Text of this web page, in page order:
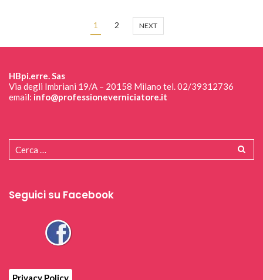
1 2 NEXT
HBpi.erre. Sas
Via degli Imbriani 19/A – 20158 Milano tel. 02/39312736
email: info@professioneverniciatore.it
Seguici su Facebook
Privacy Policy